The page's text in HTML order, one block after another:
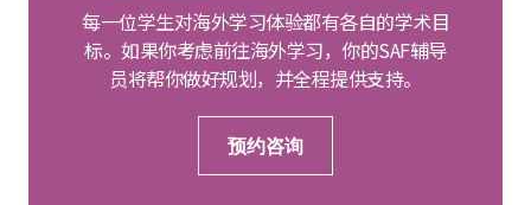
每一位学生对海外学习体验都有各自的学术目
标。如果你考虑前往海外学习，你的SAF辅导
员将帮你做好规划，并全程提供支持。
预约咨询